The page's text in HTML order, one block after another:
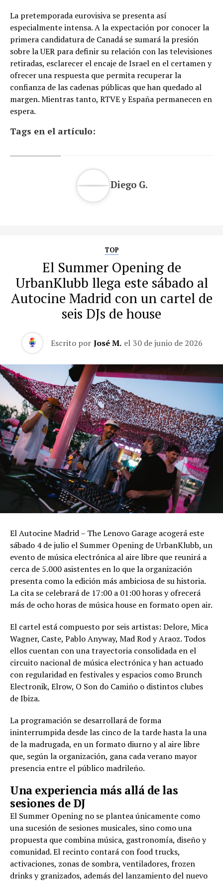
La pretemporada eurovisiva se presenta así
especialmente intensa. A la expectación por conocer la
primera candidatura de Canadá se sumará la presión
sobre la UER para definir su relación con las televisiones
retiradas, esclarecer el encaje de Israel en el certamen y
ofrecer una respuesta que permita recuperar la
confianza de las cadenas públicas que han quedado al
margen. Mientras tanto, RTVE y España permanecen en
espera.
Tags en el artículo:
Diego G.
TOP
El Summer Opening de
UrbanKlubb llega este sábado al
Autocine Madrid con un cartel de
seis DJs de house
Escrito por José M. el 30 de junio de 2026
El Autocine Madrid – The Lenovo Garage acogerá este
sábado 4 de julio el Summer Opening de UrbanKlubb, un
evento de música electrónica al aire libre que reunirá a
cerca de 5.000 asistentes en lo que la organización
presenta como la edición más ambiciosa de su historia.
La cita se celebrará de 17:00 a 01:00 horas y ofrecerá
más de ocho horas de música house en formato open air.
El cartel está compuesto por seis artistas: Delore, Mica
Wagner, Caste, Pablo Anyway, Mad Rod y Araoz. Todos
ellos cuentan con una trayectoria consolidada en el
circuito nacional de música electrónica y han actuado
con regularidad en festivales y espacios como Brunch
Electronik, Elrow, O Son do Camiño o distintos clubes
de Ibiza.
La programación se desarrollará de forma
ininterrumpida desde las cinco de la tarde hasta la una
de la madrugada, en un formato diurno y al aire libre
que, según la organización, gana cada verano mayor
presencia entre el público madrileño.
Una experiencia más allá de las
sesiones de DJ
El Summer Opening no se plantea únicamente como
una sucesión de sesiones musicales, sino como una
propuesta que combina música, gastronomía, diseño y
comunidad. El recinto contará con food trucks,
activaciones, zonas de sombra, ventiladores, frozen
drinks y granizados, además del lanzamiento del nuevo